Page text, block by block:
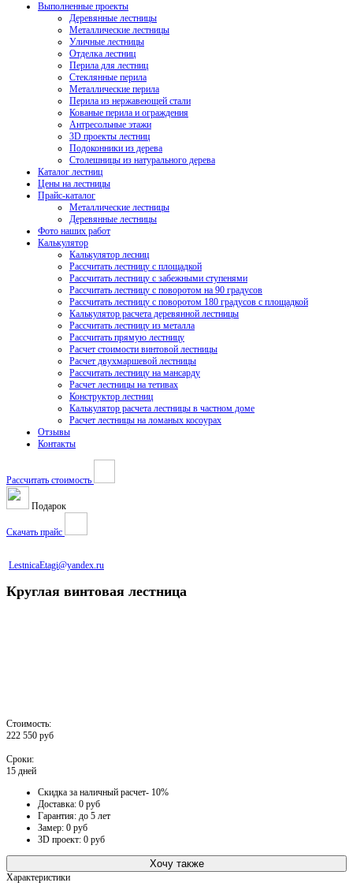
Выполненные проекты
Деревянные лестницы
Металлические лестницы
Уличные лестницы
Отделка лестниц
Перила для лестниц
Стеклянные перила
Металлические перила
Перила из нержавеющей стали
Кованые перила и ограждения
Антресольные этажи
3D проекты лестниц
Подоконники из дерева
Столешницы из натурального дерева
Каталог лестниц
Цены на лестницы
Прайс-каталог
Металлические лестницы
Деревянные лестницы
Фото наших работ
Калькулятор
Калькулятор лесниц
Рассчитать лестницу с площадкой
Рассчитать лестницу с забежными ступенями
Рассчитать лестницу с поворотом на 90 градусов
Рассчитать лестницу с поворотом 180 градусов с площадкой
Калькулятор расчета деревянной лестницы
Рассчитать лестницу из металла
Рассчитать прямую лестницу
Расчет стоимости винтовой лестницы
Расчет двухмаршевой лестницы
Рассчитать лестницу на мансарду
Расчет лестницы на тетивах
Конструктор лестниц
Калькулятор расчета лестницы в частном доме
Расчет лестницы на ломаных косоурах
Отзывы
Контакты
Рассчитать стоимость
Подарок
Скачать прайс
LestnicaEtagi@yandex.ru
Круглая винтовая лестница
Стоимость:
222 550 руб
Сроки:
15 дней
Скидка за наличный расчет- 10%
Доставка: 0 руб
Гарантия: до 5 лет
Замер: 0 руб
3D проект: 0 руб
Хочу также
Характеристики